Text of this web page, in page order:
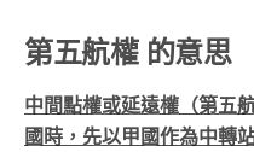
第五航權 的意思
中間點權或延遠權（第五
國時，先以甲國作為中轉